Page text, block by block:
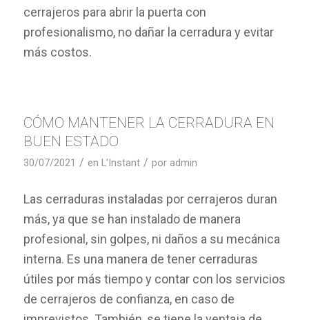
cerrajeros para abrir la puerta con
profesionalismo, no dañar la cerradura y evitar
más costos.
CÓMO MANTENER LA CERRADURA EN
BUEN ESTADO
30/07/2021 / en L'Instant / por admin
Las cerraduras instaladas por cerrajeros duran
más, ya que se han instalado de manera
profesional, sin golpes, ni daños a su mecánica
interna. Es una manera de tener cerraduras
útiles por más tiempo y contar con los servicios
de cerrajeros de confianza, en caso de